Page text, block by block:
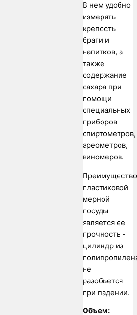
В нем удобно
измерять
крепость
браги и
напитков, а
также
содержание
сахара при
помощи
специальных
приборов –
спиртометров,
ареометров,
виномеров.
пластиковой
мерной
посуды
является ее
прочность -
цилиндр из
не
разобьется
при падении.
Объем: